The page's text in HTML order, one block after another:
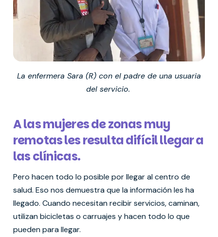
La enfermera Sara (R) con el padre de una usuaria
del servicio.
A las mujeres de zonas muy
remotas les resulta difícil llegar a
las clínicas.
Pero hacen todo lo posible por llegar al centro de
salud. Eso nos demuestra que la información les ha
llegado. Cuando necesitan recibir servicios, caminan,
utilizan bicicletas o carruajes y hacen todo lo que
pueden para llegar.